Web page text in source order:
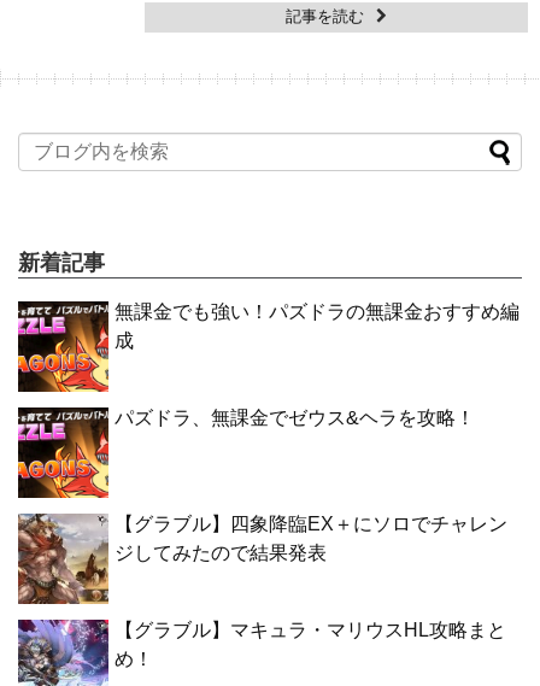
記事を読む
新着記事
無課金でも強い！パズドラの無課金おすすめ編
成
パズドラ、無課金でゼウス&ヘラを攻略！
【グラブル】四象降臨EX＋にソロでチャレン
ジしてみたので結果発表
【グラブル】マキュラ・マリウスHL攻略まと
め！